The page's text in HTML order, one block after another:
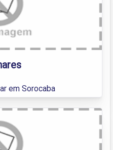
em Sorocaba